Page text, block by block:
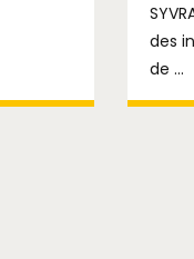
des
de ...